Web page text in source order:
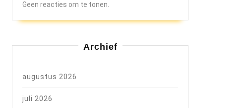
Geen reacties om te tonen.
Archief
augustus 2026
juli 2026